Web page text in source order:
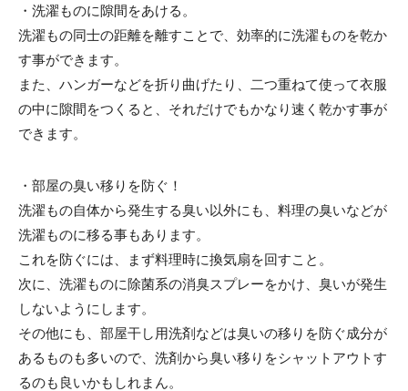
・洗濯ものに隙間をあける。
洗濯もの同士の距離を離すことで、効率的に洗濯ものを乾か
す事ができます。
また、ハンガーなどを折り曲げたり、二つ重ねて使って衣服
の中に隙間をつくると、それだけでもかなり速く乾かす事が
できます。
・部屋の臭い移りを防ぐ！
洗濯もの自体から発生する臭い以外にも、料理の臭いなどが
洗濯ものに移る事もあります。
これを防ぐには、まず料理時に換気扇を回すこと。
次に、洗濯ものに除菌系の消臭スプレーをかけ、臭いが発生
しないようにします。
その他にも、部屋干し用洗剤などは臭いの移りを防ぐ成分が
あるものも多いので、洗剤から臭い移りをシャットアウトす
るのも良いかもしれまん。